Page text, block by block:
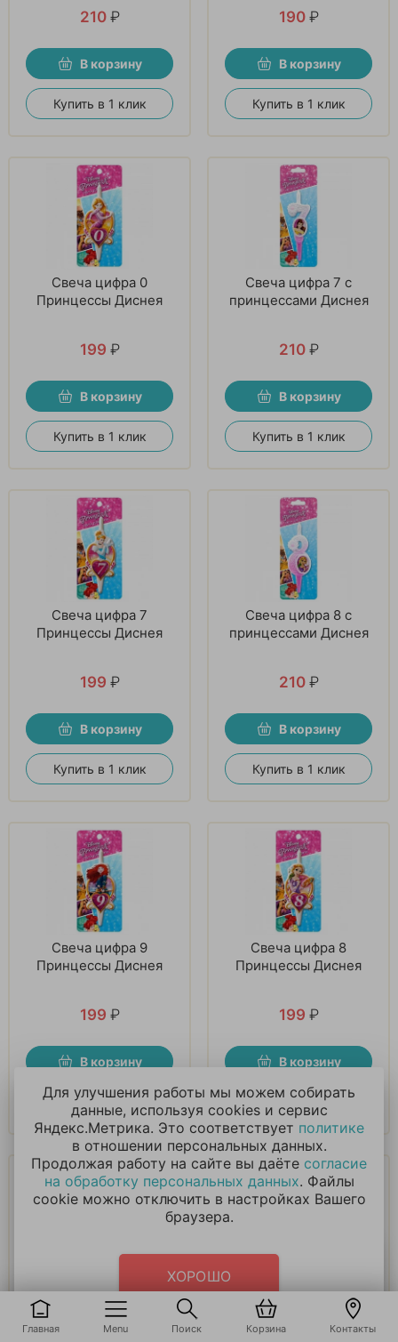
Главная Menu Поиск Корзина Контакты
210 ₽
В корзину
Купить в 1 клик
190 ₽
В корзину
Купить в 1 клик
Свеча цифра 0
Принцессы Диснея
199 ₽
В корзину
Купить в 1 клик
Свеча цифра 7 с
принцессами Диснея
210 ₽
В корзину
Купить в 1 клик
Свеча цифра 7
Принцессы Диснея
199 ₽
В корзину
Купить в 1 клик
Свеча цифра 8 с
принцессами Диснея
210 ₽
В корзину
Купить в 1 клик
Свеча цифра 9
Принцессы Диснея
199 ₽
В корзину
Купить в 1 клик
Свеча цифра 8
Принцессы Диснея
199 ₽
В корзину
Купить в 1 клик
Принцессы Герои
200мл 8шт
Принцессы,
Сиреневый, Розовый,
6 шт
Для улучшения работы мы можем собирать
данные, используя cookies и сервис
Яндекс.Метрика. Это соответствует политике
в отношении персональных данных.
Продолжая работу на сайте вы даёте согласие
на обработку персональных данных. Файлы
cookie можно отключить в настройках Вашего
браузера.
ХОРОШО